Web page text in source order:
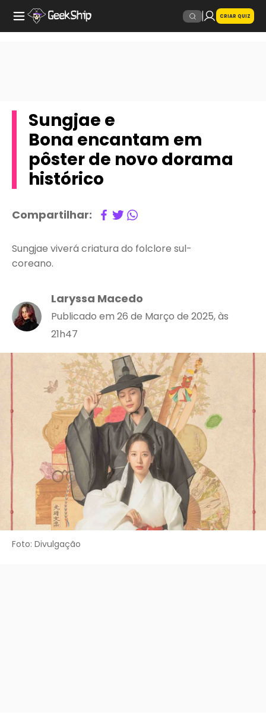
CRIAR QUIZ
Sungjae e
Bona encantam em
pôster de novo dorama
histórico
Compartilhar:
Sungjae viverá criatura do folclore sul-
coreano.
Laryssa Macedo
Publicado em 26 de Março de 2025, às
21h47
Foto: Divulgação